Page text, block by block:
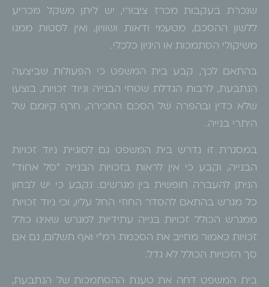
שנכרת בעקבות מכרז ציבורי, יש ליתן משקל מכריע
ללשון ההסכם, מטעמי ודאות ושוויון, ואין לסטות ממנו
משיקולי הסתמכות או היגיון כלכלי.
בהתאם לכך, קבע בית המשפט כי הפעולות שביצעה
הנתבעת, לרבות הגדלת שטחי הבנייה וניוד זכויות, בוצעו
שלא כדין ובהפרה של הסכם החכירה, חרף קיומם של
היתרי בנייה.
במסגרת זו נדרש בית המשפט גם לסוגיית ניוד זכויות
הבנייה, וקבע כי אין לראות בזכויות הבנייה "סל אחוד"
הניתן להעברה חופשית בין מגרשים. נקבע כי יש לבחון
כל מגרש בהתאם להסדר החוזי החל עליו, וכי ניוד זכויות
ממגרש הכולל זכויות בנייה עתידיות למגרש שאינו כולל
זכויות כאמור מחייב את הסכמת רמ"י ואף תשלום, גם אם
סך הזכויות הכולל לא גדל.
בית המשפט דחה את טענת ההסתמכות של הנתבעת,